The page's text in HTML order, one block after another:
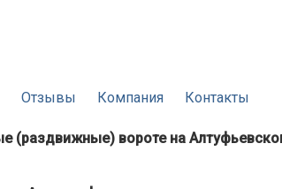
Отзывы Компания Контакты
(раздвижные) вороте на